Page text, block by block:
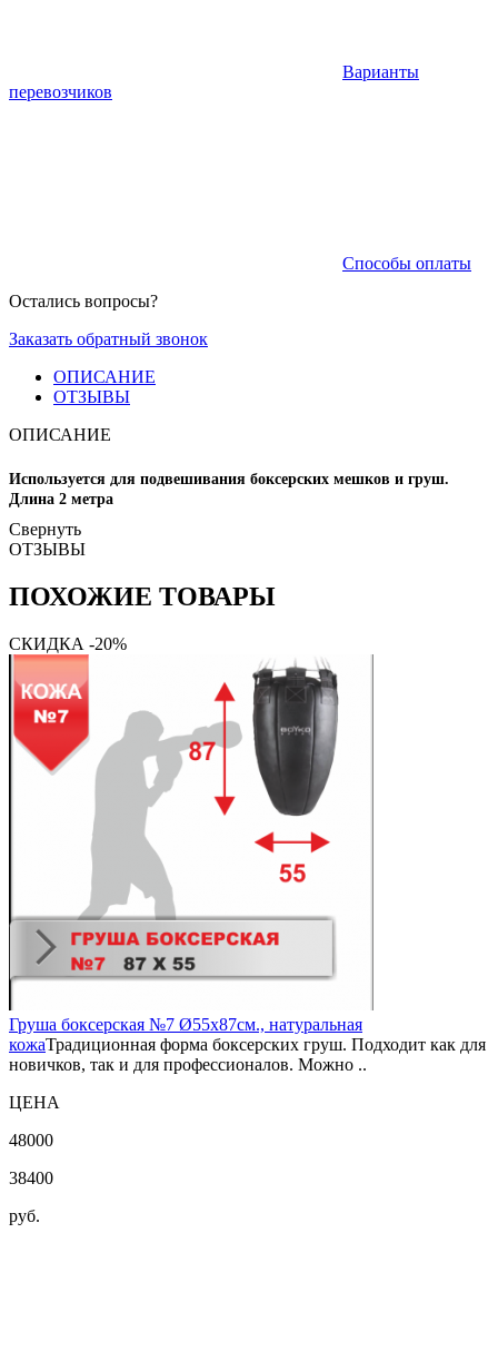
Варианты
перевозчиков
Способы оплаты
Остались вопросы?
Заказать обратный звонок
ОПИСАНИЕ
ОТЗЫВЫ
ОПИСАНИЕ
Используется для подвешивания боксерских мешков и груш.
Длина 2 метра
Свернуть
ОТЗЫВЫ
ПОХОЖИЕ ТОВАРЫ
СКИДКА -20%
Груша боксерская №7 Ø55х87см., натуральная
кожаТрадиционная форма боксерских груш. Подходит как для
новичков, так и для профессионалов. Можно ..
ЦЕНА
48000
38400
руб.